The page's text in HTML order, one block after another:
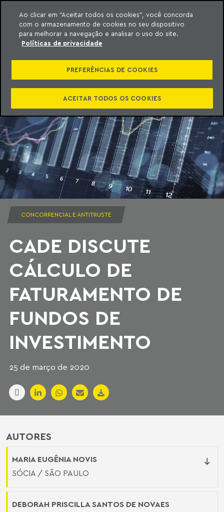
o conteúdo
Machado Meyer
CONCORRENCIAL E ANTITRUSTE
CADE DISCUTE
CÁLCULO DE
FATURAMENTO DE
FUNDOS DE
INVESTIMENTO
25 de março de 2020
AUTORES
MARIA EUGÊNIA NOVIS
SÓCIA / SÃO PAULO
DEBORAH PRISCILLA SANTOS DE NOVAES
Ao clicar em “Aceitar todos os cookies”, você concorda
com o armazenamento de cookies no seu dispositivo
para melhorar a navegação e analisar o uso do site.
Políticas de privacidade
PREFERÊNCIAS DE COOKIES
ACEITAR TODOS OS COOKIES